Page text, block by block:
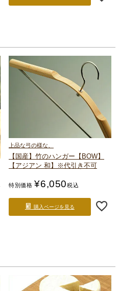
上品な弓の様な、
【国産】竹のハンガー【BOW】
【アジアン 和】
※代引き不可
特別価格 ¥6,050税込
購入ページを見る